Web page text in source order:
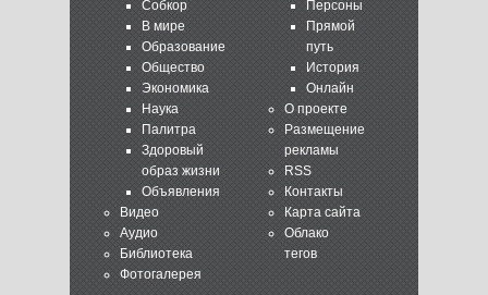
Собкор
В мире
Образование
Общество
Экономика
Наука
Палитра
Здоровый
образ жизни
Объявления
Видео
Аудио
Библиотека
Фотогалерея
Персоны
Прямой
путь
История
Онлайн
О проекте
Размещение
рекламы
RSS
Контакты
Карта сайта
Облако
тегов